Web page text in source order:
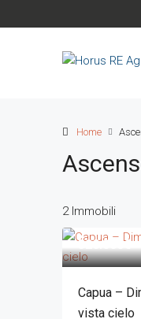
Home
2 Immobili
320.000€
Capua –
vista cielo